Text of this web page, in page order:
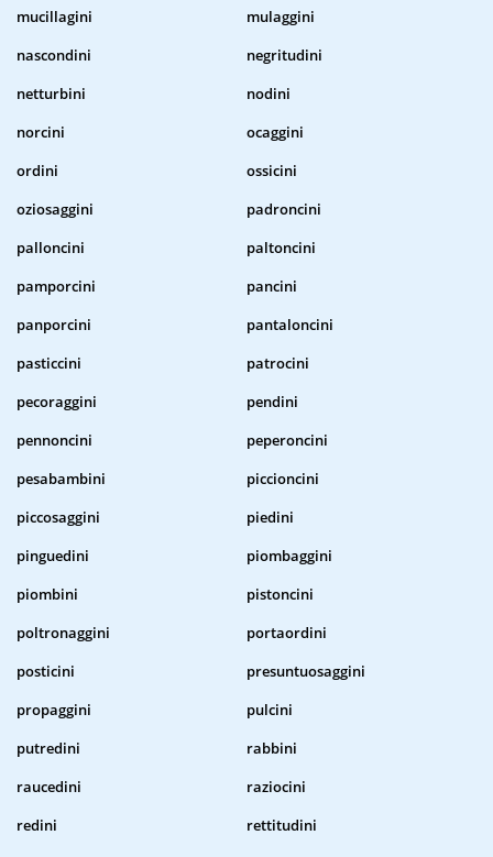
mucillagini
mulaggini
nascondini
negritudini
netturbini
nodini
norcini
ocaggini
ordini
ossicini
oziosaggini
padroncini
palloncini
paltoncini
pamporcini
pancini
panporcini
pantaloncini
pasticcini
patrocini
pecoraggini
pendini
pennoncini
peperoncini
pesabambini
piccioncini
piccosaggini
piedini
pinguedini
piombaggini
piombini
pistoncini
poltronaggini
portaordini
posticini
presuntuosaggini
propaggini
pulcini
putredini
rabbini
raucedini
raziocini
redini
rettitudini